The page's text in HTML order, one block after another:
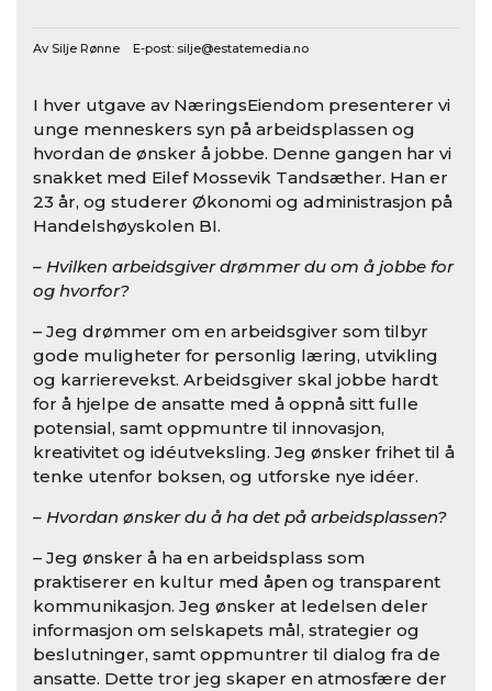
Av Silje Rønne E-post: silje@estatemedia.no
I hver utgave av NæringsEiendom presenterer vi
unge menneskers syn på arbeidsplassen og
hvordan de ønsker å jobbe. Denne gangen har vi
snakket med Eilef Mossevik Tandsæther. Han er
23 år, og studerer Økonomi og administrasjon på
Handelshøyskolen BI.
– Hvilken arbeidsgiver drømmer du om å jobbe for
og hvorfor?
– Jeg drømmer om en arbeidsgiver som tilbyr
gode muligheter for personlig læring, utvikling
og karrierevekst. Arbeidsgiver skal jobbe hardt
for å hjelpe de ansatte med å oppnå sitt fulle
potensial, samt oppmuntre til innovasjon,
kreativitet og idéutveksling. Jeg ønsker frihet til å
tenke utenfor boksen, og utforske nye idéer.
– Hvordan ønsker du å ha det på arbeidsplassen?
– Jeg ønsker å ha en arbeidsplass som
praktiserer en kultur med åpen og transparent
kommunikasjon. Jeg ønsker at ledelsen deler
informasjon om selskapets mål, strategier og
beslutninger, samt oppmuntrer til dialog fra de
ansatte. Dette tror jeg skaper en atmosfære der